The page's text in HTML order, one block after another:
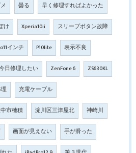
曇る 早く修理すればよかった
け Xperia10ii スリープボタン故障
インチ P10lite 表示不良
日修理したい ZenFone 6 ZS630KL
充電ケーブル
市穂積 淀川区三津屋北 神崎川
画面が見えない 手が滑った